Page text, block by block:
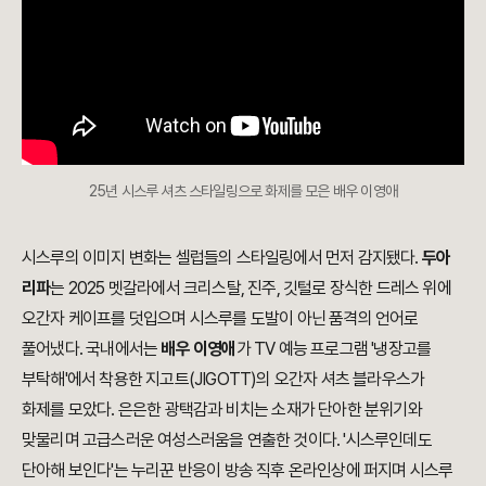
25년 시스루 셔츠 스타일링으로 화제를 모은 배우 이영애
시스루의 이미지 변화는 셀럽들의 스타일링에서 먼저 감지됐다. 두아
리파는 2025 멧갈라에서 크리스탈, 진주, 깃털로 장식한 드레스 위에
오간자 케이프를 덧입으며 시스루를 도발이 아닌 품격의 언어로
풀어냈다. 국내에서는 배우 이영애 가 TV 예능 프로그램 '냉장고를
부탁해'에서 착용한 지고트(JIGOTT)의 오간자 셔츠 블라우스가
화제를 모았다. 은은한 광택감과 비치는 소재가 단아한 분위기와
맞물리며 고급스러운 여성스러움을 연출한 것이다. '시스루인데도
단아해 보인다'는 누리꾼 반응이 방송 직후 온라인상에 퍼지며 시스루